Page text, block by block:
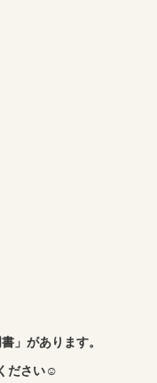
」があります。
ださい☺︎